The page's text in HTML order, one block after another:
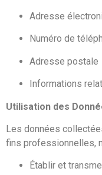
Adresse
Numéro de
Adresse postale
Informations
Utilisation des
Les données
fins professionnelles,
Établir et